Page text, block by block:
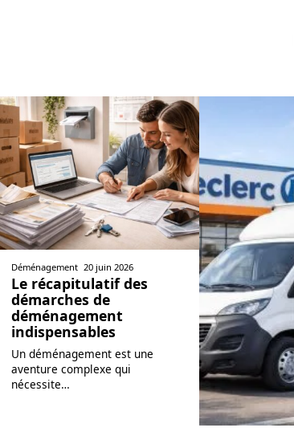
Déménagement 20 juin 2026
Le récapitulatif des
démarches de
déménagement
indispensables
Un déménagement est une
aventure complexe qui
nécessite…